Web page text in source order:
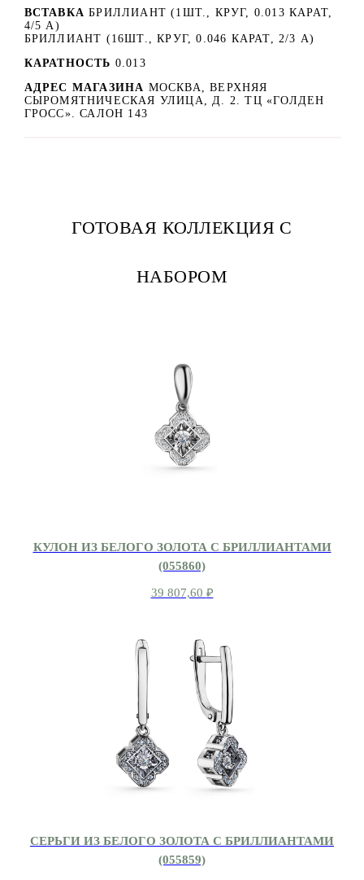
ВСТАВКА БРИЛЛИАНТ (1ШТ., КРУГ, 0.013 КАРАТ,
4/5 А)
БРИЛЛИАНТ (16ШТ., КРУГ, 0.046 КАРАТ, 2/3 А)
КАРАТНОСТЬ 0.013
АДРЕС МАГАЗИНА МОСКВА, ВЕРХНЯЯ
СЫРОМЯТНИЧЕСКАЯ УЛИЦА, Д. 2. ТЦ «ГОЛДЕН
ГРОСС». САЛОН 143
ГОТОВАЯ КОЛЛЕКЦИЯ С
НАБОРОМ
КУЛОН ИЗ БЕЛОГО ЗОЛОТА С БРИЛЛИАНТАМИ
(055860)
39 807,60 ₽
СЕРЬГИ ИЗ БЕЛОГО ЗОЛОТА С БРИЛЛИАНТАМИ
(055859)